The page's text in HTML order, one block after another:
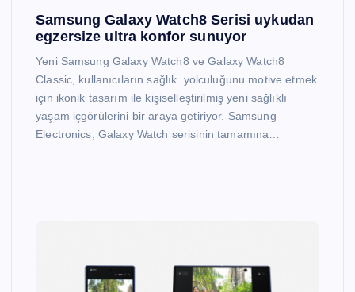
Samsung Galaxy Watch8 Serisi uykudan
egzersize ultra konfor sunuyor
Yeni Samsung Galaxy Watch8 ve Galaxy Watch8
Classic, kullanıcıların sağlık yolculuğunu motive etmek
için ikonik tasarım ile kişiselleştirilmiş yeni sağlıklı
yaşam içgörülerini bir araya getiriyor. Samsung
Electronics, Galaxy Watch serisinin tamamına…